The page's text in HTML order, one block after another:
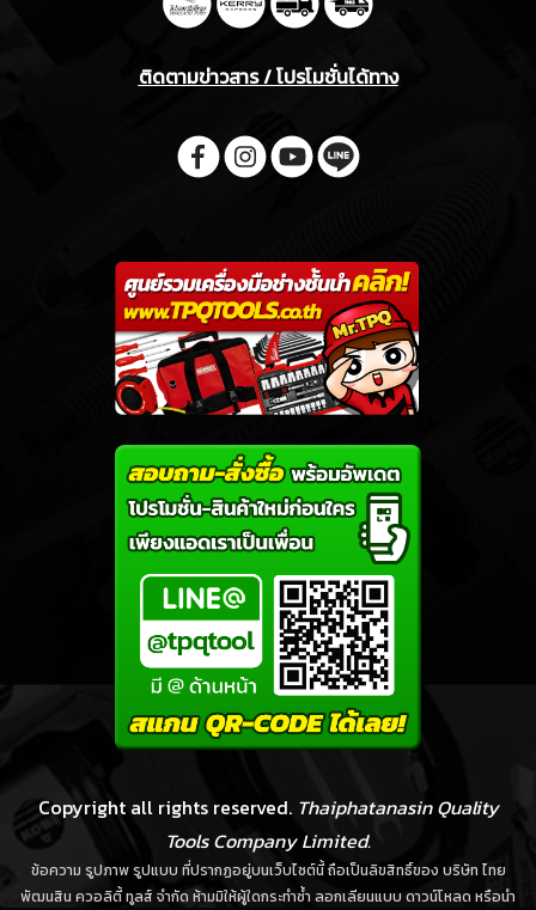
ติดตามข่าวสาร / โปรโมชั่นได้ทาง
Copyright all rights reserved. Thaiphatanasin Quality
Tools Company Limited.
ข้อความ รูปภาพ รูปแบบ ที่ปรากฏอยู่บนเว็บไซต์นี้ ถือเป็นลิขสิทธิ์ของ บริษัท ไทย
พัฒนสิน ควอลิตี้ ทูลส์ จำกัด ห้ามมิให้ผู้ใดกระทำซ้ำ ลอกเลียนแบบ ดาวน์โหลด หรือนำ